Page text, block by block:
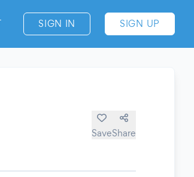
SIGN IN SIGN UP
SaveShare